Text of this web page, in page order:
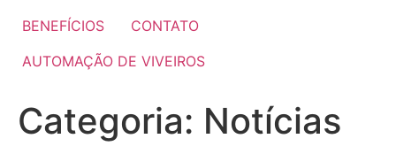
BENEFÍCIOS
CONTATO
AUTOMAÇÃO DE VIVEIROS
Categoria: Notícias